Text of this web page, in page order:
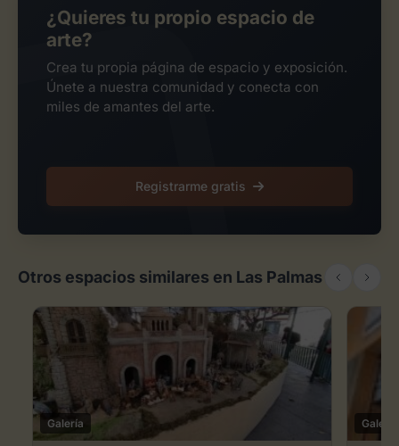
¿Quieres tu propio espacio de
arte?
Crea tu propia página de espacio y exposición.
Únete a nuestra comunidad y conecta con
miles de amantes del arte.
Registrarme gratis
Otros espacios similares en Las Palmas
Galería Galería